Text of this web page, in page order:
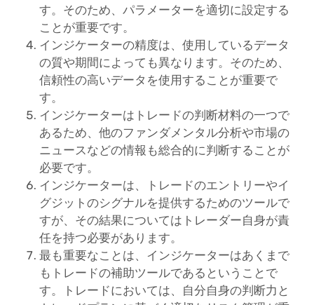
す。そのため、パラメーターを適切に設定する
ことが重要です。
インジケーターの精度は、使用しているデータ
の質や期間によっても異なります。そのため、
信頼性の高いデータを使用することが重要で
す。
インジケーターはトレードの判断材料の一つで
あるため、他のファンダメンタル分析や市場の
ニュースなどの情報も総合的に判断することが
必要です。
インジケーターは、トレードのエントリーやイ
グジットのシグナルを提供するためのツールで
すが、その結果についてはトレーダー自身が責
任を持つ必要があります。
最も重要なことは、インジケーターはあくまで
もトレードの補助ツールであるということで
す。トレードにおいては、自分自身の判断力と